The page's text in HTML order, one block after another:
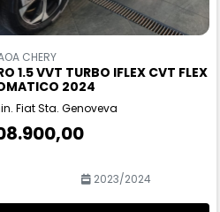
CHERY
1.5 VVT TURBO IFLEX CVT FLEX
2024
Fiat Sta. Genoveva
2023/2024